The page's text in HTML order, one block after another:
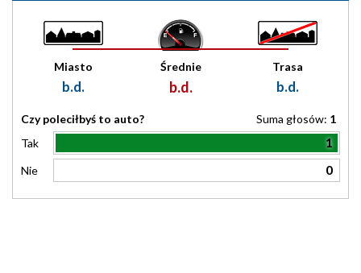
Miasto
b.d.
Średnie
b.d.
Trasa
b.d.
Czy poleciłbyś to auto? Suma głosów: 1
Tak
1
Nie 0